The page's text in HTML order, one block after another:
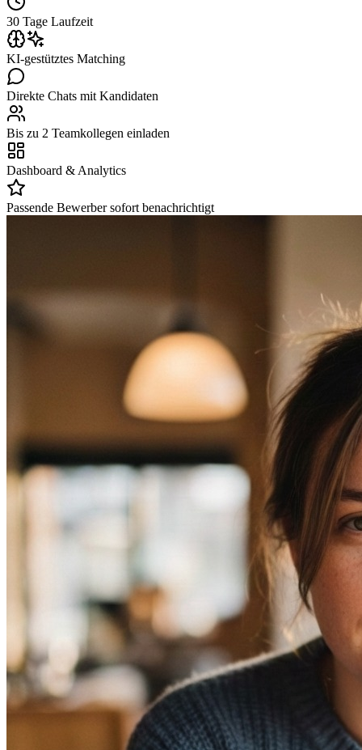
30 Tage Laufzeit
KI-gestütztes Matching
Direkte Chats mit Kandidaten
Bis zu 2 Teamkollegen einladen
Dashboard & Analytics
Passende Bewerber sofort benachrichtigt